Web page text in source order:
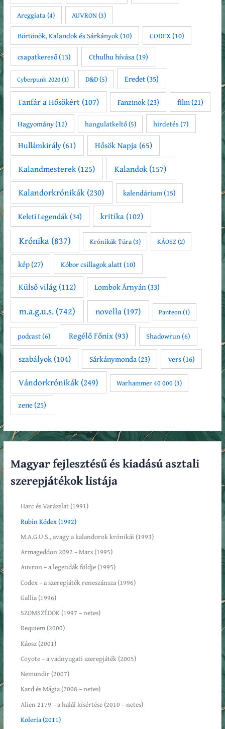
Areggiata(4) AUVRON(3)
Börtönök, Kalandok és Sárkányok(10) CODEX(10)
csapatkereső(13) Cthulhu hívása(19)
Cyberpunk 2020(1) D&D(5) Eredet(35)
Fanfár a Hősökért(107) Fanzinok(23) film(21)
Hagyomány(12) hangulatkeltő(5) hirdetés(7)
Hullámkirály(61) Hősök Napja(65)
Kalandmesterek(125) Kalandok(157)
Kalandorkrónikák (230) kalendárium(15)
Keleti Legendák(34) kritika (102)
Krónika(837) Krónikák Túra(3) KÁOSZ(2)
kép(27) Kóbor csillagok alatt(10)
Külső világ(112) Lombok Árnyán(33)
m.a.g.u.s.(742) novella (197) Panteon(1)
podcast(6) Regélő Főnix(93) Shadowrun(6)
szabályok(104) Sárkánymonda(23) vers(16)
Vándorkrónikák (249) Warhammer 40 000 (3)
zene(25)
Magyar fejlesztésű és kiadású asztali
szerepjátékok listája
Harc és Varázslat (1991)
Rubin Kódex (1992)
M.A.G.U.S., avagy a kalandorok krónikái (1993)
Armageddon 2092 – Mars (1995)
Auvron – a legendák földje (1995)
Codex – a szerepjáték reneszánsza (1996)
Gallia (1996)
SZOMSZÉDOK (1997 – netes)
Requiem (2000)
Káosz (2001)
Coyote – a vadnyugati szerepjáték (2005)
Nemundir (2007)
Kard és Mágia (2008 – netes)
Alien 2179 – a halál kísértése (2010 – netes)
Koleria (2011)